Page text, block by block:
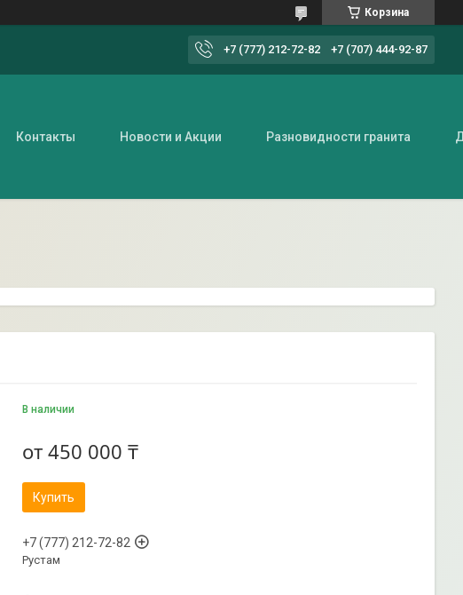
Корзина
+7 (777) 212-72-82 +7 (707) 444-92-87
Контакты Новости и Акции Разновидности гранита
В наличии
от 450 000 ₸
Купить
+7 (777) 212-72-82
Рустам